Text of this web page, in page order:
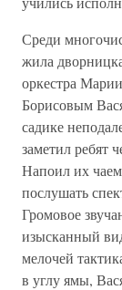
Среди
жила
оркестра
Борисовым
садике
заметил ребят
Напоил их
послушать
Громовое
изысканный
мелочей
в углу ямы,